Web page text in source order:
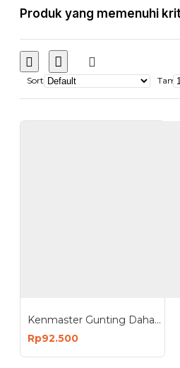
Produk yang memenuhi
Sort
Kenmaster Gunting Dahan Tali Gergaji Ranting Pohon Tinggi
Rp92.500